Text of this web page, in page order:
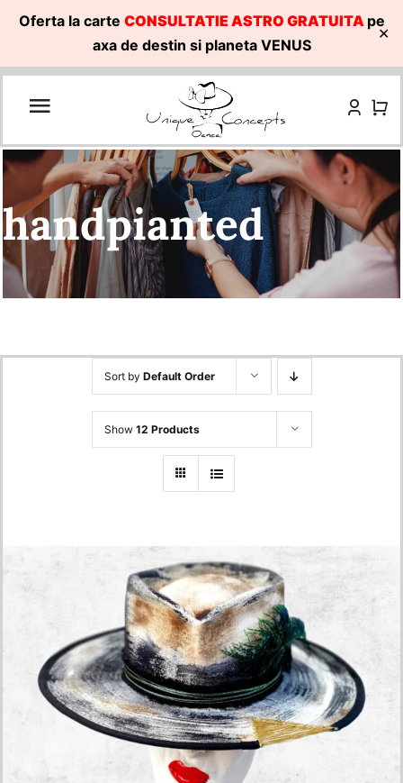
Oferta la carte CONSULTATIE ASTRO GRATUITA pe
axa de destin si planeta VENUS
✕
Skip
handpianted
Sort by Default Order
Show 12 Products
White – Peacock Feather Hat
680.00lei